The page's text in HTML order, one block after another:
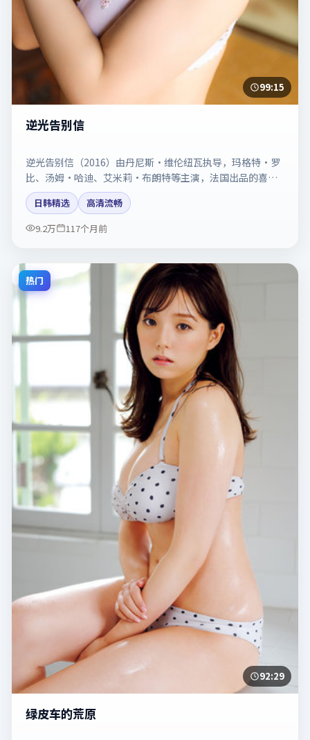
99:15
逆光告别信
逆光告别信（2016）由丹尼斯·维伦纽瓦执导，玛格特·罗
比、汤姆·哈迪、艾米莉·布朗特等主演，法国出品的喜剧
类型影片。动作场面与情感戏比例拿捏得当。剧情简介与主
创信息可供检索参考，上映日期以片方资料为准。
日韩精选
高清流畅
9.2万
117个月前
热门
92:29
绿皮车的荒原